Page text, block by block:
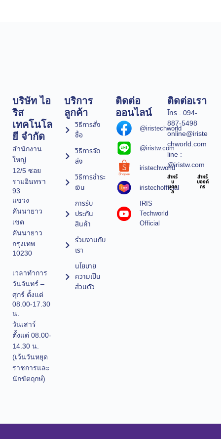
บริษัท ไอ
ริส
เทคโนโล
ยี จำกัด
สำนักงาน
ใหญ่
12/5 ซอย
รามอินทรา
93
แขวง
คันนายาว
เขต
คันนายาว
กรุงเทพ
10230
เวลาทำการ
วันจันทร์ –
ศุกร์ ตั้งแต่
08.00-17.30
น.
วันเสาร์
ตั้งแต่ 08.00-
14.30 น.
(เว้นวันหยุด
ราชการและ
นักขัตฤกษ์)
บริการ
ลูกค้า
วิธีการสั่ง
ซื้อ
วิธีการจัด
ส่ง
วิธีการชำระ
เงิน
การรับ
ประกัน
สินค้า
ร่วมงานกับ
เรา
นโยบาย
ความเป็น
ส่วนตัว
ติดต่อ
ออนไลน์
@iristechworld
@iristw.com
iristechworld
iristechofficial
IRIS
Techworld
Official
ติดต่อเรา
โทร : 094-
887-5498
online@iriste
chworld.com
line :
@iristw.com
สำหรั
บ
บุคค
ล
สำหรั
บองค์
กร